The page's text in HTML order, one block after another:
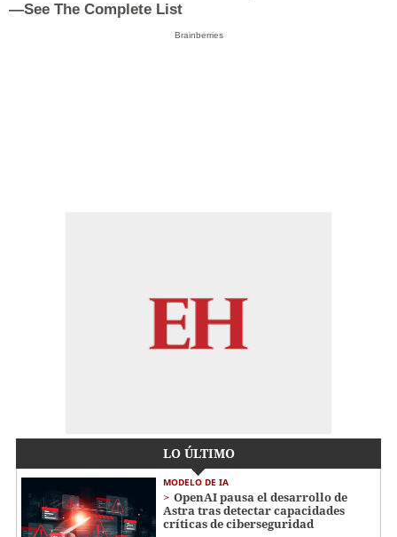
—See The Complete List
Brainberries
LO ÚLTIMO
MODELO DE IA
OpenAI pausa el desarrollo de
Astra tras detectar capacidades
críticas de ciberseguridad